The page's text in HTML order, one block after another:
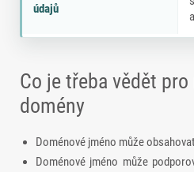
údajů
Co je třeba vědět
domény
Doménové jméno může
Doménové jméno může